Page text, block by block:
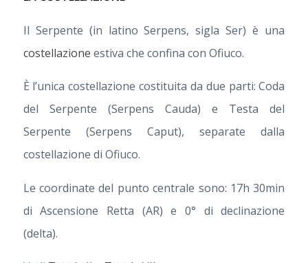
Il Serpente (in latino Serpens, sigla Ser) è una
costellazione estiva che confina con Ofiuco.
È l’unica costellazione costituita da due parti: Coda
del Serpente (Serpens Cauda) e Testa del
Serpente (Serpens Caput), separate dalla
costellazione di Ofiuco.
Le coordinate del punto centrale sono: 17h 30min
di Ascensione Retta (AR) e 0° di declinazione
(delta).